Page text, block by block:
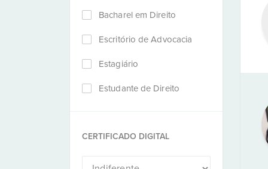
Bacharel em Direito
Escritório de Advocacia
Estagiário
Estudante de Direito
CERTIFICADO DIGITAL